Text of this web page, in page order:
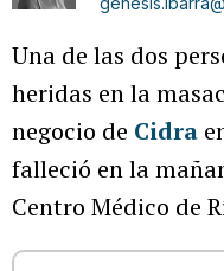
Una de las dos
heridas en la
negocio de Cidra
falleció en la
Centro Médico de